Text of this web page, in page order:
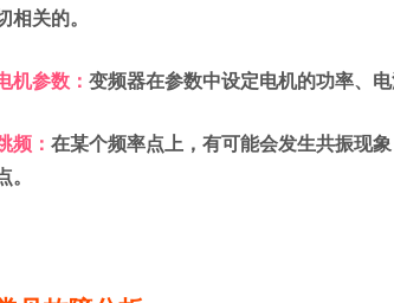
相关的。
机参数： 变频器在参数中设定电机的功率、
频： 在某个频率点上，有可能会发生共振现
。